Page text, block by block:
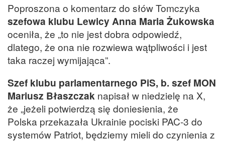
Poproszona o komentarz do słów Tomczyka
szefowa klubu Lewicy Anna Maria Żukowska
oceniła, że „to nie jest dobra odpowiedź,
dlatego, że ona nie rozwiewa wątpliwości i jest
taka raczej wymijająca”.
Szef klubu parlamentarnego PiS, b. szef MON
Mariusz Błaszczak napisał w niedzielę na X,
że „jeżeli potwierdzą się doniesienia, że
Polska przekazała Ukrainie pociski PAC-3 do
systemów Patriot, będziemy mieli do czynienia z